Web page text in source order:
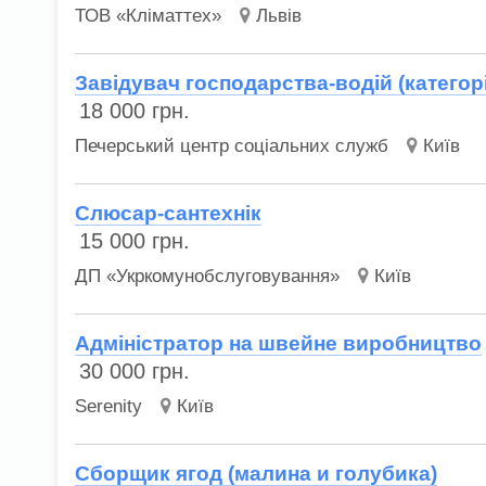
ТОВ «Кліматтех» Львів
Завідувач господарства-водій
18 000 грн.
Печерський центр соціальних служб Київ
Слюсар-сантехнік
15 000 грн.
ДП «Укркомунобслуговування» Київ
Адміністратор на швейне виробництво
30 000 грн.
Serenity Київ
Сборщик ягод (малина и голубика)